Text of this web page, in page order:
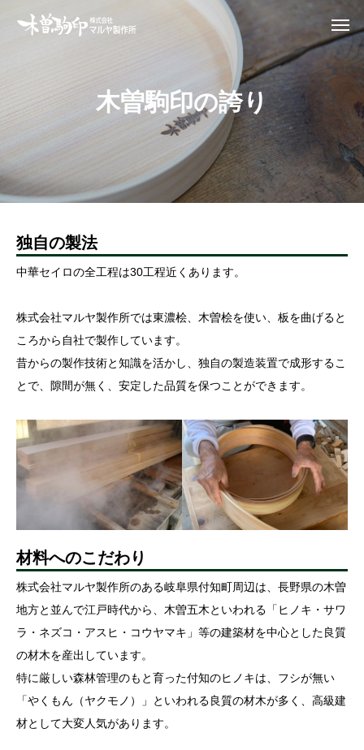
木曽駒印の誇り
独自の製法
中華セイロの全工程は30工程近くあります。
株式会社マルヤ製作所では東濃桧、木曽桧を使い、板を曲げると
ころから自社で製作しています。
昔からの製作技術と知識を活かし、独自の製造装置で成形するこ
とで、隙間が無く、安定した品質を保つことができます。
材料へのこだわり
株式会社マルヤ製作所のある岐阜県付知町周辺は、長野県の木曽
地方と並んで江戸時代から、木曽五木といわれる「ヒノキ・サワ
ラ・ネズコ・アスヒ・コウヤマキ」等の建築材を中心とした良質
の材木を産出しています。
特に厳しい森林管理のもと育った付知のヒノキは、フシが無い
「やくもん（ヤクモノ）」といわれる良質の材木が多く、高級建
材として大変人気があります。